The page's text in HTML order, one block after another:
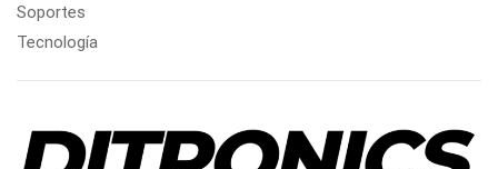
Soportes
Tecnología